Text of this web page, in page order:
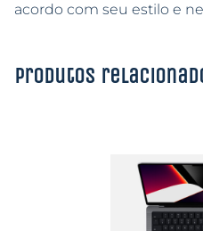
acordo com seu estilo e
Produtos